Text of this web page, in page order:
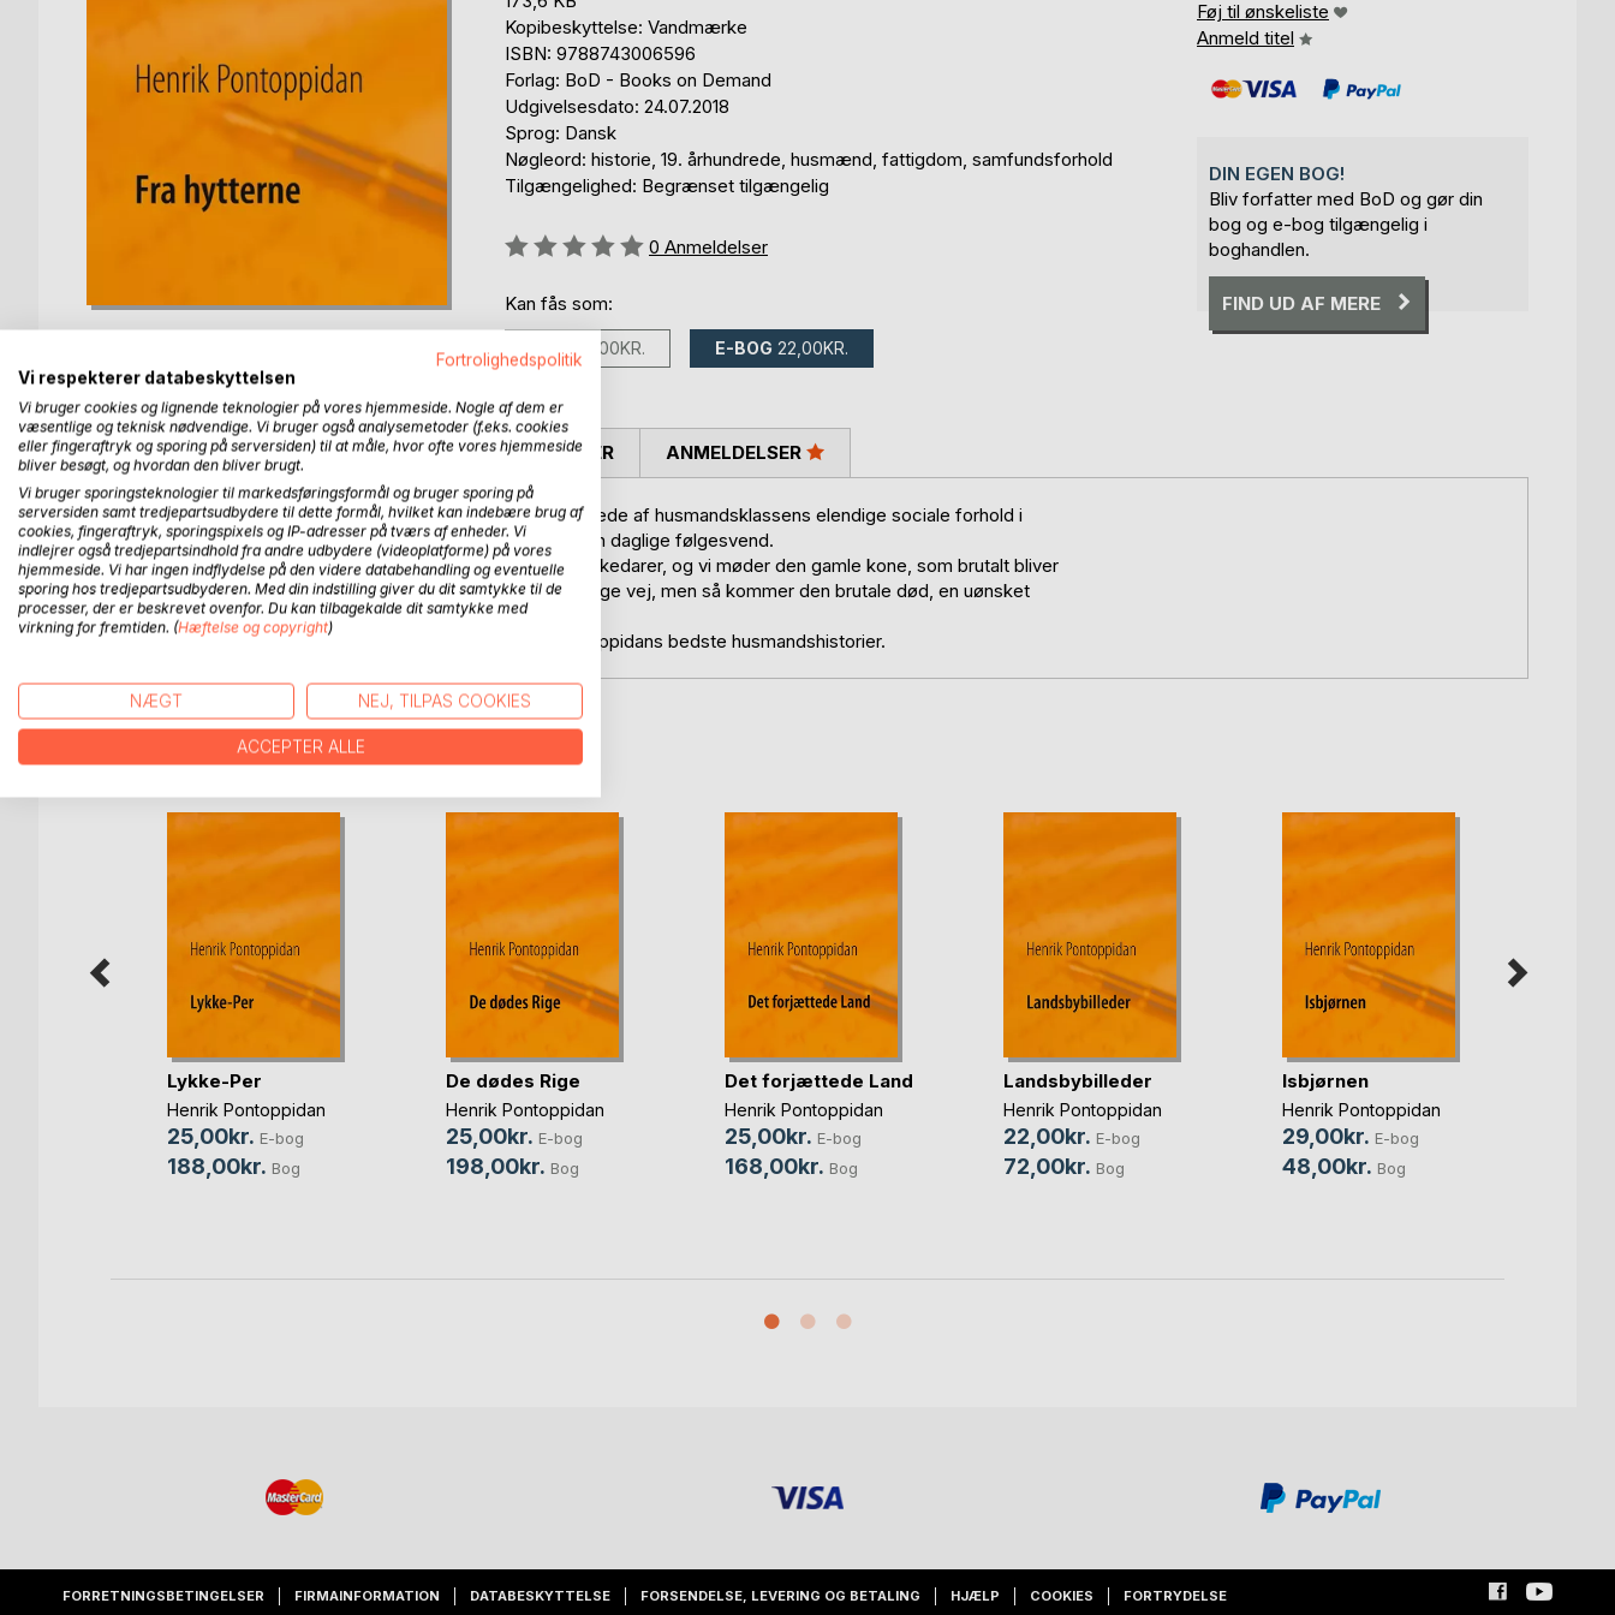
Kopibeskyttelse: Vandmærke
ISBN: 9788743006596
Forlag: BoD - Books on Demand
Udgivelsesdato: 24.07.2018
Sprog: Dansk
Nøgleord: historie, 19. århundrede, husmænd, fattigdom, samfundsforhold
Tilgængelighed: Begrænset tilgængelig
Anmeldelse::
0 Anmeldelser
Kan fås som:
BOG 58,00KR. E-BOG 22,00KR.
Føj til ønskeliste
Anmeld titel
DIN EGEN BOG!
Bliv forfatter med BoD og gør din
bog og e-bog tilgængelig i
boghandlen.
FIND UD AF MERE
BESKRIVELSE
Henrik Pontoppidan giver i seks noveller et trøstesløst billede af husmandsklassens elendige sociale forhold i
1880'ernes Danmark. Druk, fattigdom og håbløshed er den daglige følgesvend.
Vi hører om det fattige barn, der begraves uden større dikkedarer, og vi møder den gamle kone, som brutalt bliver
kastet på fattiggården. For andre går det egentlig den rigtige vej, men så kommer den brutale død, en uønsket
graviditet eller bristede håb og ødelægger det hele.
Novellerne i denne samling er blevet betegnet som Pontoppidans bedste husmandshistorier.
FORFATTER PRESSEN SKRIVER ANMELDELSER
FLERE TITLER HOSBoD
Lykke-Per
Henrik Pontoppidan
25,00kr. E-bog
188,00kr. Bog
De dødes Rige
Henrik Pontoppidan
25,00kr. E-bog
198,00kr. Bog
Det forjættede Land
Henrik Pontoppidan
25,00kr. E-bog
168,00kr. Bog
Landsbybilleder
Henrik Pontoppidan
22,00kr. E-bog
72,00kr. Bog
Isbjørnen
Henrik Pontoppidan
29,00kr. E-bog
48,00kr. Bog
FORRETNINGSBETINGELSER FIRMAINFORMATION DATABESKYTTELSE FORSENDELSE, LEVERING OG BETALING HJÆLP COOKIES FORTRYDELSE
Fortrolighedspolitik
Vi respekterer databeskyttelsen
Vi bruger cookies og lignende teknologier på vores hjemmeside. Nogle af dem er
væsentlige og teknisk nødvendige. Vi bruger også analysemetoder (f.eks. cookies
eller fingeraftryk og sporing på serversiden) til at måle, hvor ofte vores hjemmeside
bliver besøgt, og hvordan den bliver brugt.
Vi bruger sporingsteknologier til markedsføringsformål og bruger sporing på
serversiden samt tredjepartsudbydere til dette formål, hvilket kan indebære brug af
cookies, fingeraftryk, sporingspixels og IP-adresser på tværs af enheder. Vi
indlejrer også tredjepartsindhold fra andre udbydere (videoplatforme) på vores
hjemmeside. Vi har ingen indflydelse på den videre databehandling og eventuelle
sporing hos tredjepartsudbyderen. Med din indstilling giver du dit samtykke til de
processer, der er beskrevet ovenfor. Du kan tilbagekalde dit samtykke med
virkning for fremtiden. (Hæftelse og copyright)
NÆGT NEJ, TILPAS COOKIES
ACCEPTER ALLE